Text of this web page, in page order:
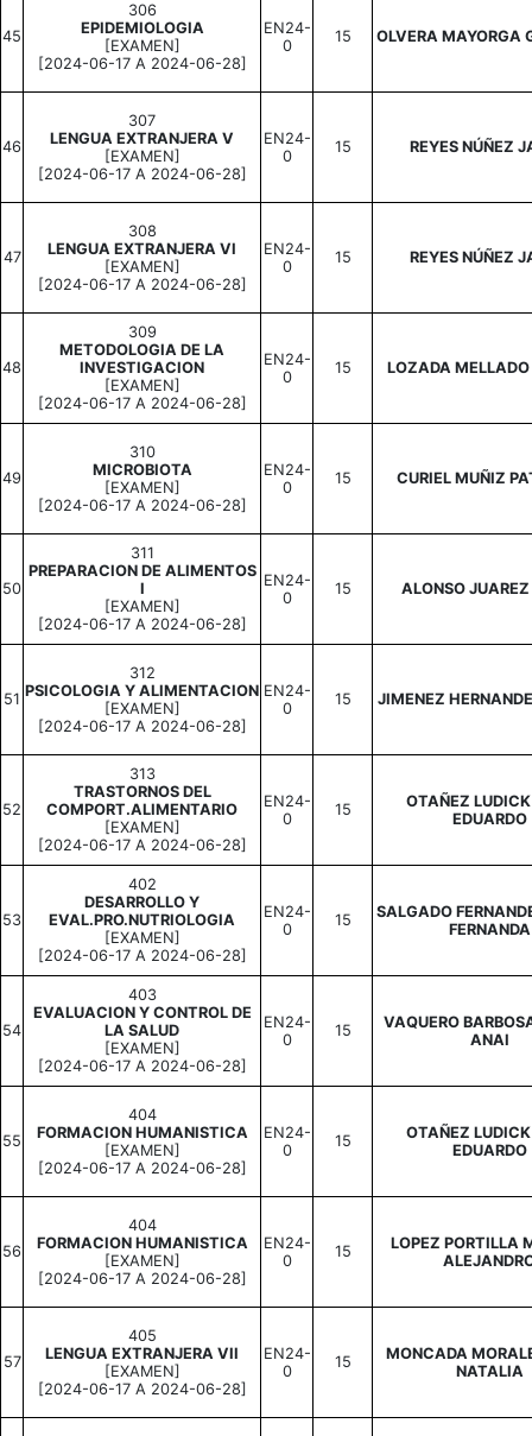
45
306
EPIDEMIOLOGIA
[EXAMEN]
[2024-06-17 A 2024-06-28]
EN24-
0
15 OLVERA MAYORGA
46
307
LENGUA EXTRANJERA V
[EXAMEN]
[2024-06-17 A 2024-06-28]
EN24-
0
15 REYES NÚÑEZ
47
308
LENGUA EXTRANJERA VI
[EXAMEN]
[2024-06-17 A 2024-06-28]
EN24-
0
15 REYES NÚÑEZ
48
309
METODOLOGIA DE LA
INVESTIGACION
[EXAMEN]
[2024-06-17 A 2024-06-28]
EN24-
0
15 LOZADA
49
310
MICROBIOTA
[EXAMEN]
[2024-06-17 A 2024-06-28]
EN24-
0
15 CURIEL MUÑIZ
50
311
PREPARACION DE ALIMENTOS
I
[EXAMEN]
[2024-06-17 A 2024-06-28]
EN24-
0
15 ALONSO
51
312
PSICOLOGIA Y ALIMENTACION
[EXAMEN]
[2024-06-17 A 2024-06-28]
EN24-
0
15 JIMENEZ
52
313
TRASTORNOS DEL
COMPORT.ALIMENTARIO
[EXAMEN]
[2024-06-17 A 2024-06-28]
EN24-
0
15
OTAÑEZ
EDUARDO
53
402
DESARROLLO Y
EVAL.PRO.NUTRIOLOGIA
[EXAMEN]
[2024-06-17 A 2024-06-28]
EN24-
0
15
SALGADO
FERNANDA
54
403
EVALUACION Y CONTROL DE
LA SALUD
[EXAMEN]
[2024-06-17 A 2024-06-28]
EN24-
0
15
VAQUERO
ANAI
55
404
FORMACION HUMANISTICA
[EXAMEN]
[2024-06-17 A 2024-06-28]
EN24-
0
15
OTAÑEZ
EDUARDO
56
404
FORMACION HUMANISTICA
[EXAMEN]
[2024-06-17 A 2024-06-28]
EN24-
0
15
LOPEZ PORTILLA
57
405
LENGUA EXTRANJERA VII
[EXAMEN]
[2024-06-17 A 2024-06-28]
EN24-
0
15
MONCADA
NATALIA